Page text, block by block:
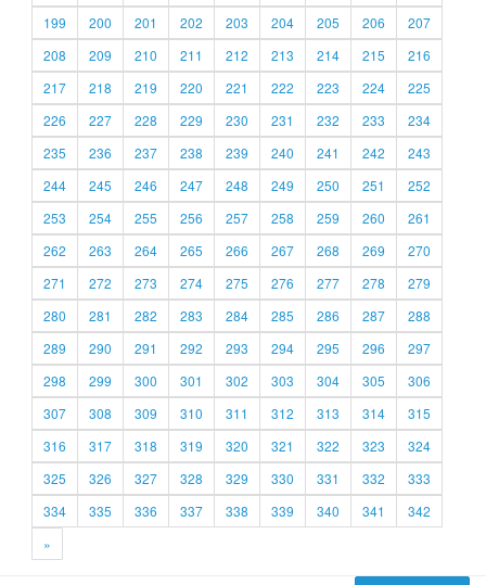
199
200 201 202 203 204 205 206
207
208
209 210 211 212 213 214 215
216
217
218 219 220 221 222 223 224
225
226
227 228 229 230 231 232 233
234
235
236 237 238 239 240 241 242
243
244
245 246 247 248 249 250 251
252
253
254 255 256 257 258 259 260
261
262
263 264 265 266 267 268 269
270
271
272 273 274 275 276 277 278
279
280
281 282 283 284 285 286 287
288
289
290 291 292 293 294 295 296
297
298
299 300 301 302 303 304 305
306
307
308 309 310 311 312 313 314
315
316
317 318 319 320 321 322 323
324
325
326 327 328 329 330 331 332
333
334
335 336 337 338 339 340 341
342
»